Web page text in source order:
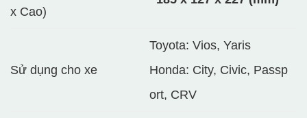
x Cao)
Sử dụng cho xe
Toyota: Vios, Yaris
Honda: City, Civic, Passp
ort, CRV